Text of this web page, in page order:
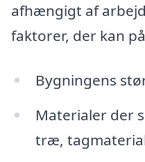
afhængigt af
faktorer, der kan
Bygningens
Materialer der
træ,